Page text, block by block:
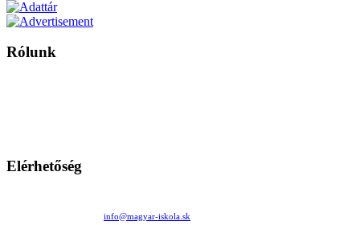
Rólunk
Elérhetőség
info@magyar-iskola.sk